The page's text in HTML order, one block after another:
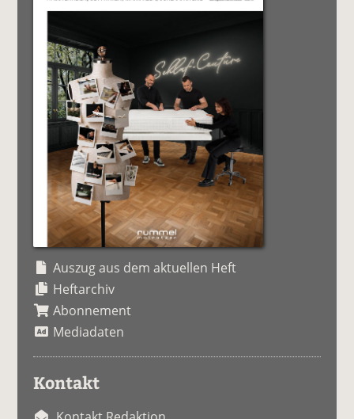
Auszug aus dem aktuellen Heft
Heftarchiv
Abonnement
Mediadaten
Kontakt